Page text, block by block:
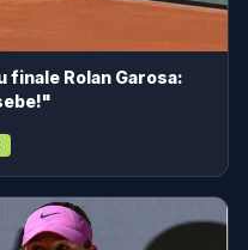
finale Rolan Garosa: